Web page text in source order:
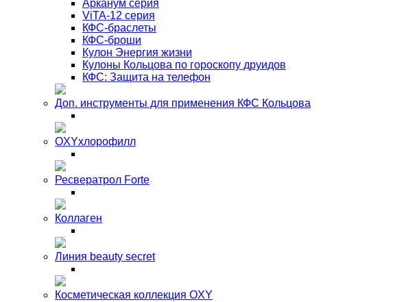
Арканум серия
ViTA-12 серия
КФС-браслеты
КФС-броши
Кулон Энергия жизни
Кулоны Кольцова по гороскопу друидов
КФС: Защита на телефон
Доп. инструменты для применения КФС Кольцова
OXYхлорофилл
Ресвератрол Forte
Коллаген
Линия beauty secret
Косметическая коллекция OXY